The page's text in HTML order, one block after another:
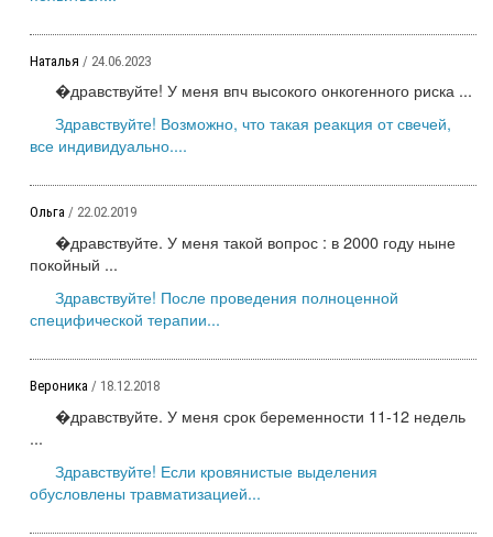
Наталья / 24.06.2023
�дравствуйте! У меня впч высокого онкогенного риска ...
Здравствуйте! Возможно, что такая реакция от свечей,
все индивидуально....
Ольга / 22.02.2019
�дравствуйте. У меня такой вопрос : в 2000 году ныне
покойный ...
Здравствуйте! После проведения полноценной
специфической терапии...
Вероника / 18.12.2018
�дравствуйте. У меня срок беременности 11-12 недель
...
Здравствуйте! Если кровянистые выделения
обусловлены травматизацией...